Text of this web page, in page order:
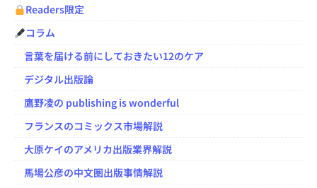
Readers限定
コラム
言葉を届ける前にしておきたい12のケア
デジタル出版論
鷹野凌の publishing is wonderful
フランスのコミックス市場解説
大原ケイのアメリカ出版業界解説
馬場公彦の中文圏出版事情解説